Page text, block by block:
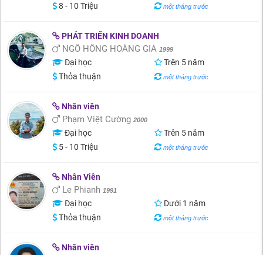
8 - 10 Triệu
một tháng trước
PHÁT TRIỂN KINH DOANH
NGÔ HỒNG HOÀNG GIA 1999
Đại học
Trên 5 năm
Thỏa thuận
một tháng trước
Nhân viên
Phạm Việt Cường 2000
Đại học
Trên 5 năm
5 - 10 Triệu
một tháng trước
Nhân Viên
Le Phianh 1991
Đại học
Dưới 1 năm
Thỏa thuận
một tháng trước
Nhân viên